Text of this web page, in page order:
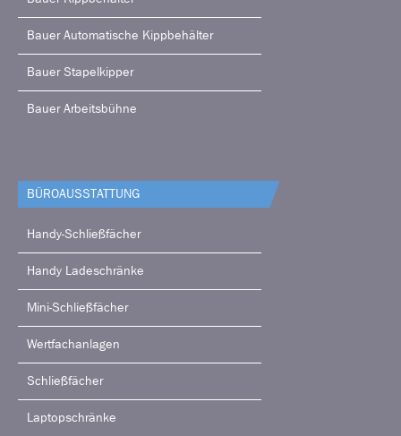
Bauer Automatische Kippbehälter
Bauer Stapelkipper
Bauer Arbeitsbühne
BÜRO­AUSSTATTUNG
Handy-Schließfächer
Handy Ladeschränke
Mini-Schließfächer
Wertfachanlagen
Schließfächer
Laptopschränke